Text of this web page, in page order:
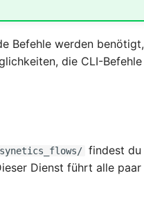
Befehle werden benötigt,
die CLI-Befehle
findest du
Dienst führt alle paar